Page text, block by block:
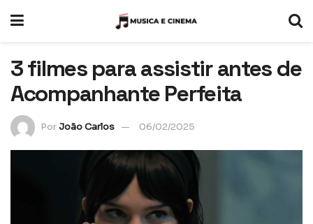
3 filmes para assistir antes de
Acompanhante Perfeita
PorJoão Carlos 06/02/2025